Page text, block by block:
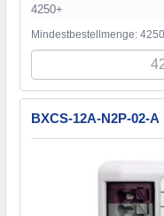
4250+
Mindestbestellmenge:
BXCS-12A-N2P-02-A